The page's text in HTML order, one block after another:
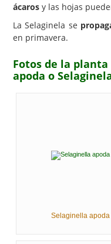
ácaros y las hojas
La Selaginela se
en primavera.
Fotos de la
apoda o
Selaginella apoda